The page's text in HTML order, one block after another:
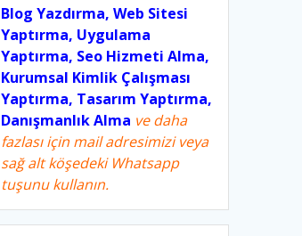
Blog Yazdırma, Web Sitesi
Yaptırma, Uygulama
Yaptırma, Seo Hizmeti Alma,
Kurumsal Kimlik Çalışması
Yaptırma, Tasarım Yaptırma,
Danışmanlık Alma ve daha
fazlası için mail adresimizi veya
sağ alt köşedeki Whatsapp
tuşunu kullanın.